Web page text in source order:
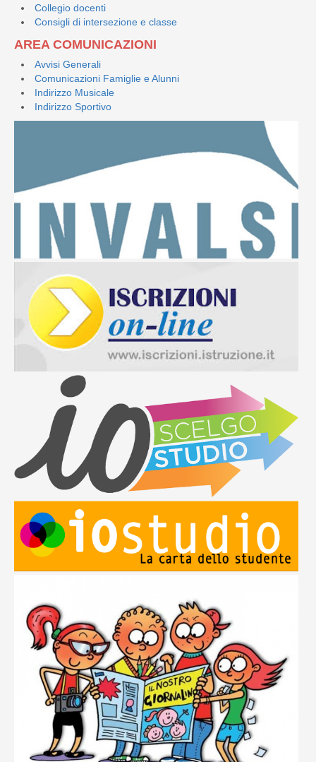
Collegio docenti
Consigli di intersezione e classe
AREA COMUNICAZIONI
Avvisi Generali
Comunicazioni Famiglie e Alunni
Indirizzo Musicale
Indirizzo Sportivo